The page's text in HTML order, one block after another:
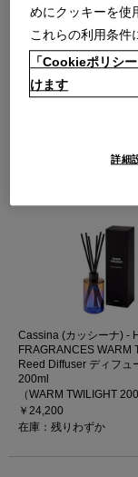
Cassina (カッシーナ) -
Cassina (カッシーナ) -
FRAGRANCES WARM
Reed Diffuser ディフュ
200ml
（WARM TWILIGHT
￥24,200
在庫：残りわずか
めにクッキーを使
これらの利用条件
「Cookieポリシ
けます
詳細